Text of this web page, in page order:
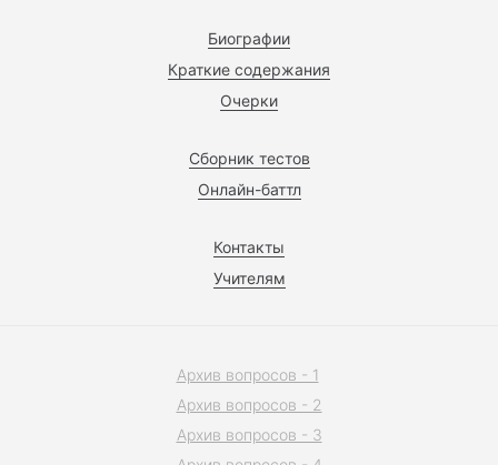
Биографии
Краткие содержания
Очерки
Сборник тестов
Онлайн-баттл
Контакты
Учителям
Архив вопросов - 1
Архив вопросов - 2
Архив вопросов - 3